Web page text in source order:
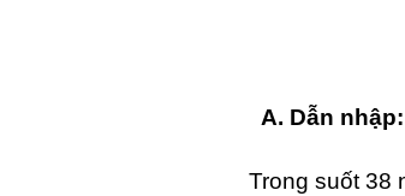
A. Dẫn nhập:
Trong suốt 38